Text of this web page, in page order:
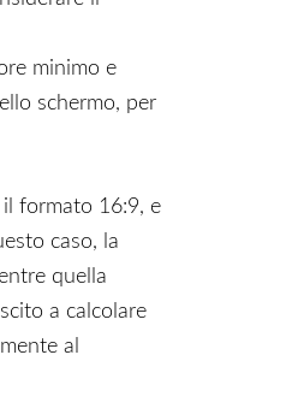
minimo e
schermo, per
il formato 16:9, e
caso, la
quella
a calcolare
al